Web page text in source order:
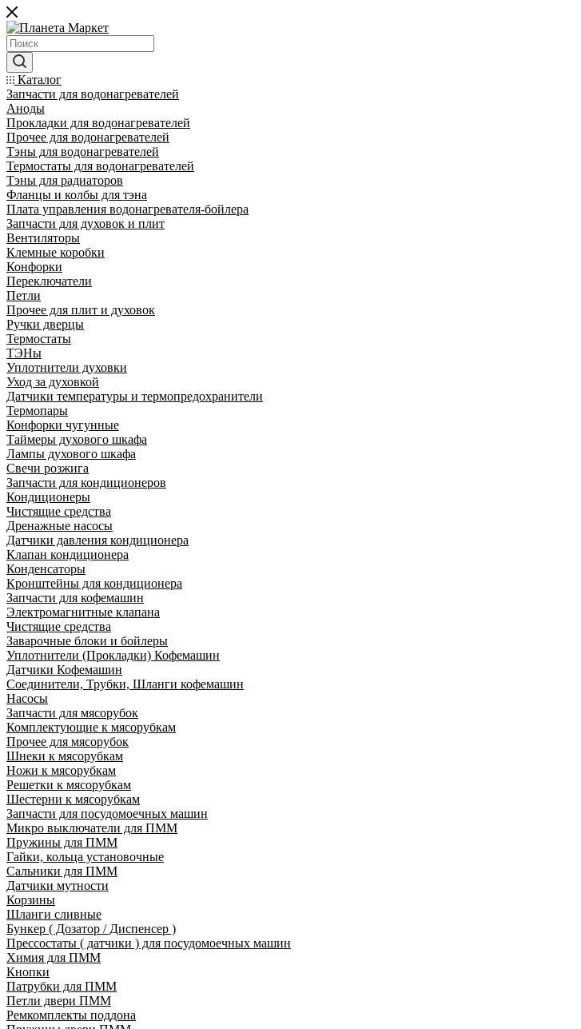
Каталог
Запчасти для водонагревателей
Аноды
Прокладки для водонагревателей
Прочее для водонагревателей
Тэны для водонагревателей
Термостаты для водонагревателей
Тэны для радиаторов
Фланцы и колбы для тэна
Плата управления водонагревателя-бойлера
Запчасти для духовок и плит
Вентиляторы
Клемные коробки
Конфорки
Переключатели
Петли
Прочее для плит и духовок
Ручки дверцы
Термостаты
ТЭНы
Уплотнители духовки
Уход за духовкой
Датчики температуры и термопредохранители
Термопары
Конфорки чугунные
Таймеры духового шкафа
Лампы духового шкафа
Свечи розжига
Запчасти для кондиционеров
Кондиционеры
Чистящие средства
Дренажные насосы
Датчики давления кондиционера
Клапан кондиционера
Конденсаторы
Кронштейны для кондиционера
Запчасти для кофемашин
Электромагнитные клапана
Чистящие средства
Заварочные блоки и бойлеры
Уплотнители (Прокладки) Кофемашин
Датчики Кофемашин
Соединители, Трубки, Шланги кофемашин
Насосы
Запчасти для мясорубок
Комплектующие к мясорубкам
Прочее для мясорубок
Шнеки к мясорубкам
Ножи к мясорубкам
Решетки к мясорубкам
Шестерни к мясорубкам
Запчасти для посудомоечных машин
Микро выключатели для ПММ
Пружины для ПММ
Гайки, кольца установочные
Сальники для ПММ
Датчики мутности
Корзины
Шланги сливные
Бункер ( Дозатор / Диспенсер )
Прессостаты ( датчики ) для посудомоечных машин
Химия для ПММ
Кнопки
Патрубки для ПММ
Петли двери ПММ
Ремкомплекты поддона